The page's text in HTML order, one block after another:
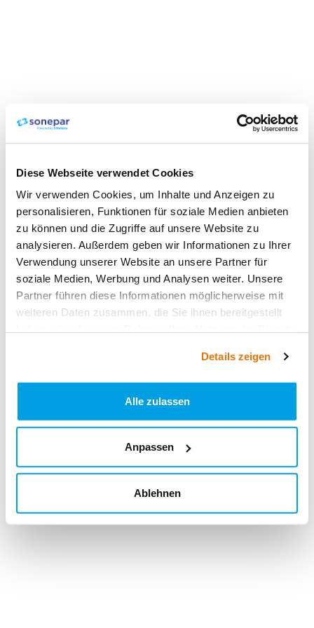
Diese Webseite verwendet Cookies
Wir verwenden Cookies, um Inhalte und Anzeigen zu
personalisieren, Funktionen für soziale Medien anbieten
zu können und die Zugriffe auf unsere Website zu
analysieren. Außerdem geben wir Informationen zu Ihrer
Verwendung unserer Website an unsere Partner für
soziale Medien, Werbung und Analysen weiter. Unsere
Partner führen diese Informationen möglicherweise mit
weiteren Daten zusammen, die Sie ihnen bereitgestellt
Details zeigen
Alle zulassen
Anpassen
Ablehnen